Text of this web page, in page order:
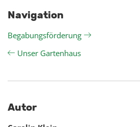
Navigation
Begabungsförderung
Unser Gartenhaus
Autor